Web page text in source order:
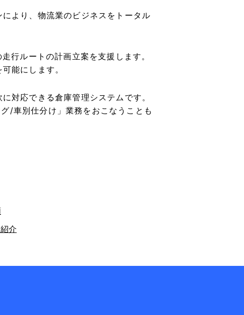
より、物流業のビジネスをトータル
行ルートの計画立案を支援します。
能にします。
対応できる倉庫管理システムです。
/車別仕分け」業務をおこなうことも
介